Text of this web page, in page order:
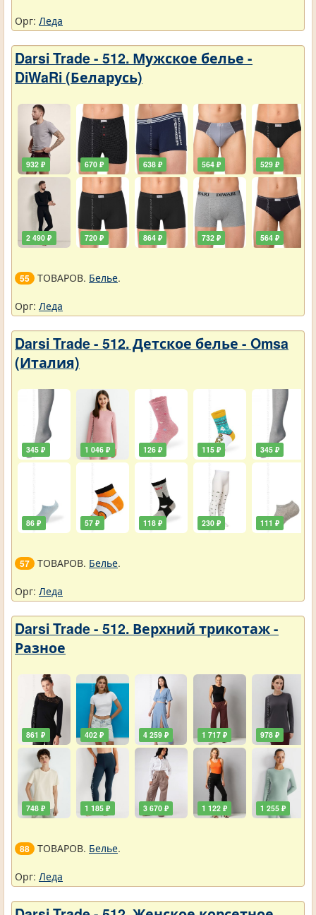
Орг: Леда
Darsi Trade - 512. Мужское белье -
DiWaRi (Беларусь)
932 ₽
2 490 ₽
670 ₽
720 ₽
638 ₽
864 ₽
564 ₽
732 ₽
529 ₽
564 ₽
55 ТОВАРОВ. Белье.
Орг: Леда
Darsi Trade - 512. Детское белье - Omsa
(Италия)
345 ₽
86 ₽
1 046 ₽
57 ₽
126 ₽
118 ₽
115 ₽
230 ₽
345 ₽
111 ₽
57 ТОВАРОВ. Белье.
Орг: Леда
Darsi Trade - 512. Верхний трикотаж -
Разное
861 ₽
748 ₽
402 ₽
1 185 ₽
4 259 ₽
3 670 ₽
1 717 ₽
1 122 ₽
978 ₽
1 255 ₽
88 ТОВАРОВ. Белье.
Орг: Леда